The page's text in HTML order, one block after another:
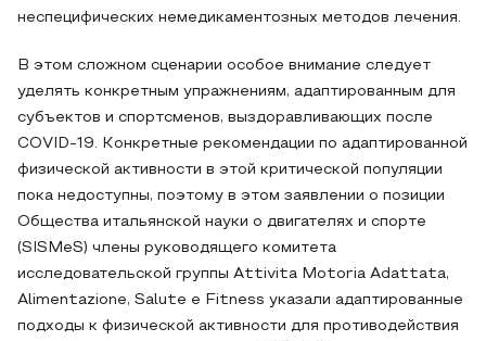
неспецифических немедикаментозных методов лечения.
В этом сложном сценарии особое внимание следует
уделять конкретным упражнениям, адаптированным для
субъектов и спортсменов, выздоравливающих после
COVID-19. Конкретные рекомендации по адаптированной
физической активности в этой критической популяции
пока недоступны, поэтому в этом заявлении о позиции
Общества итальянской науки о двигателях и спорте
(SISMeS) члены руководящего комитета
исследовательской группы Attivita Motoria Adattata,
Alimentazione, Salute e Fitness указали адаптированные
подходы к физической активности для противодействия